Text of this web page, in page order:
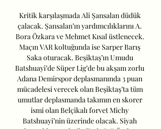
Kritik karşılaşmada Ali Şansalan düdük
çalacak. Şansalan’ın yardımcılıklarını A.
Bora Özkara ve Mehmet Kısal üstlenecek.
Maçın VAR koltuğunda ise Sarper Barış
Saka oturacak. Beşiktaş’ın Umudu
Batshuayi’de Süper Lig’de bu akşam zorlu
Adana Demirspor deplasmanında 3 puan
mücadelesi verecek olan Beşiktaş’ta tüm
umutlar deplasmanda takımın en skorer
ismi olan Belçikalı forvet Michy
Batshuayi’nin üzerinde olacak. Siyah